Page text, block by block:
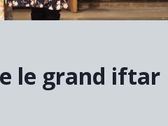
le grand iftar